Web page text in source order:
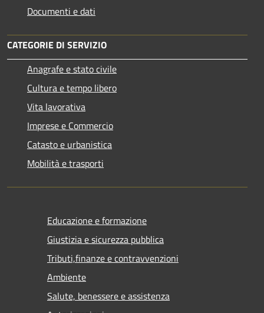
Documenti e dati
CATEGORIE DI SERVIZIO
Anagrafe e stato civile
Cultura e tempo libero
Vita lavorativa
Imprese e Commercio
Catasto e urbanistica
Mobilità e trasporti
Educazione e formazione
Giustizia e sicurezza pubblica
Tributi,finanze e contravvenzioni
Ambiente
Salute, benessere e assistenza